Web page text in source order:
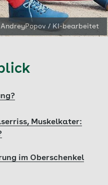
/ KI-bearbeitet
Muskelkater:
im Oberschenkel